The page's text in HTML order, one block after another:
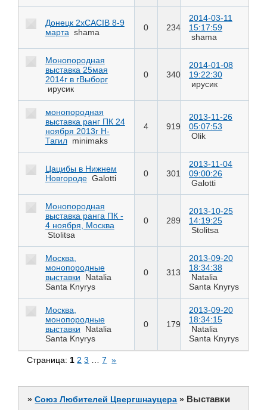
Донецк 2хCACIB 8-9
марта shama 0 234
2014-03-11
15:17:59
shama
Монопородная
выставка 25мая
2014г в гВыборг
ирусик
0 340
2014-01-08
19:22:30
ирусик
монопородная
выставка ранг ПК 24
ноября 2013г Н-
Тагил minimaks
4 919
2013-11-26
05:07:53
Olik
Цацибы в Нижнем
Новгороде Galotti 0 301
2013-11-04
09:00:26
Galotti
Монопородная
выставка ранга ПК -
4 ноября, Москва
Stolitsa
0 289
2013-10-25
14:19:25
Stolitsa
Москва,
монопородные
выставки
Natalia
Santa Knyrys
0 313
2013-09-20
18:34:38
Natalia
Santa Knyrys
Москва,
монопородные
выставки
Natalia
Santa Knyrys
0 179
2013-09-20
18:34:15
Natalia
Santa Knyrys
Страница: 1 2 3 7 »
»Союз Любителей Цвергшнауцера » Выставки